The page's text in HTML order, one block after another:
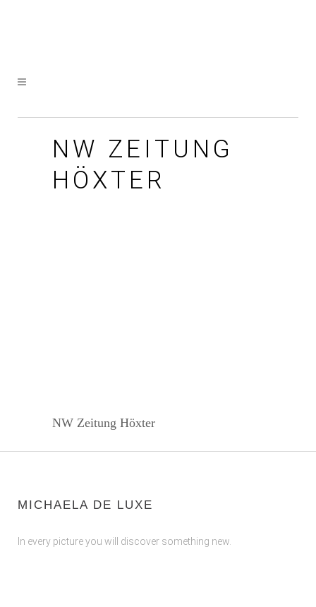
NW ZEITUNG
HÖXTER
NW Zeitung Höxter
MICHAELA DE LUXE
In every picture you will discover something new.